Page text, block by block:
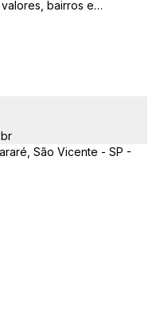
bairros e
para responder-lhe
terrenos,
São Vicente - SP -